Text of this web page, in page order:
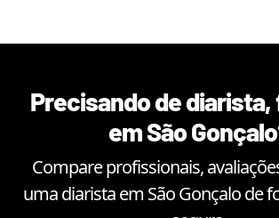
Precisando de
emSão Gonçalo
Compare profissionais,
uma diarista em São Gonçalode